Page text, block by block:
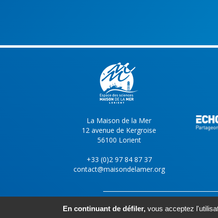
La Maison de la Mer
12 avenue de Kergroise
56100 Lorient
+33 (0)2 97 84 87 37
contact@maisondelamer.org
En continuant de défiler, vous acceptez